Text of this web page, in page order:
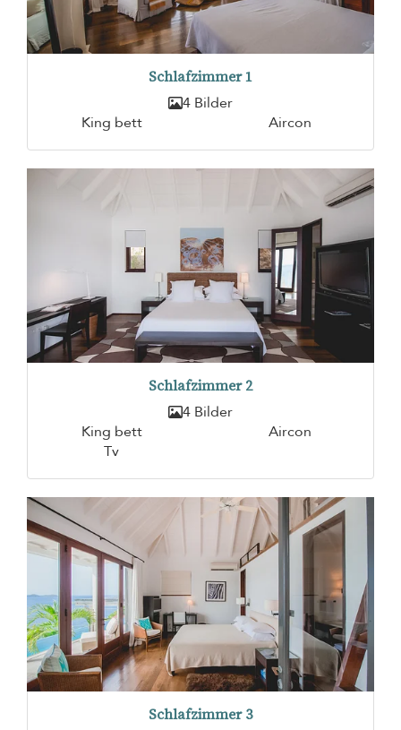
Schlafzimmer 1
4 Bilder
King bett
Aircon
Schlafzimmer 2
4 Bilder
King bett
Aircon
Tv
Schlafzimmer 3